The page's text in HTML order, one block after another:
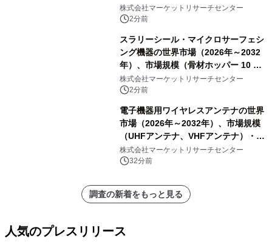
株式会社マーケットリサーチセンター
2分前
スラリーシール・マイクロサーフェシ
ング機器の世界市場（2026年～2032
年）、市場規模（骨材ホッパー 10 m³
以下、骨材ホッパー 10 m³～12 m³、
骨材ホッパー 12 m³以上）・分析レポ
株式会社マーケットリサーチセンター
2分前
電子機器用ワイヤレスアンテナの世界
市場（2026年～2032年）、市場規模
（UHFアンテナ、VHFアンテナ）・分
析レポートを発表
株式会社マーケットリサーチセンター
32分前
調査の新着をもっと見る
人気のプレスリリース